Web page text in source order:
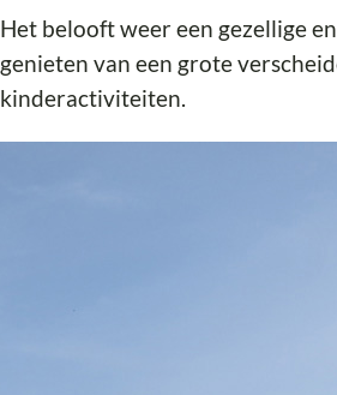
Het belooft weer een gezellige
genieten van een grote
kinderactiviteiten.